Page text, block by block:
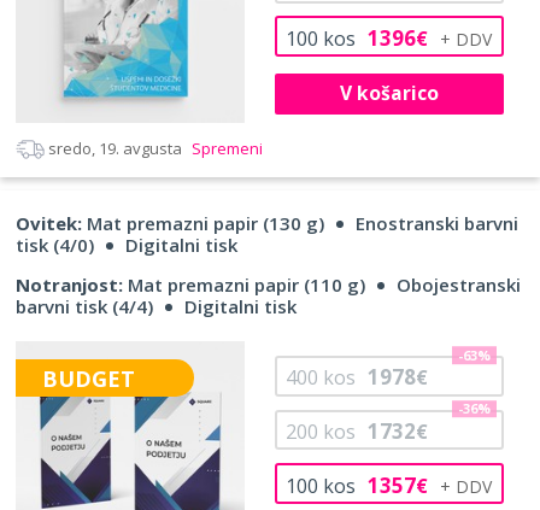
100 kos 1396€
V košarico
sredo, 19. avgusta Spremeni
Ovitek: Mat premazni papir (130 g)
Enostranski barvni
tisk (4/0)
Digitalni tisk
Notranjost: Mat premazni papir (110 g)
Obojestranski
barvni tisk (4/4)
Digitalni tisk
BUDGET
100 kos 1357€
200 kos 1732€
-36%
400 kos 1978€
-63%